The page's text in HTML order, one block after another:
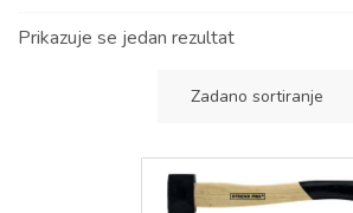
Prikazuje se jedan rezultat
Zadano sortiranje